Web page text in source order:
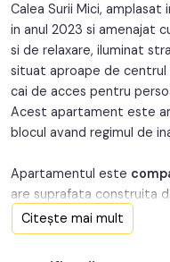
An constructie:
Structura:
Calea Surii Mici,
in anul 2023 si amenajat
si de relaxare, iluminat
situat aproape de centrul
cai de acces pentru
Acest apartament este
blocul avand regimul de
Apartamentul este
are suprafata construita
impartita in: living
inchisa, doua bai
Citește mai mult